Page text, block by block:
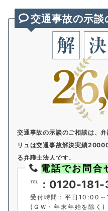
交通事故の示談
交通事故の示談のご相談は、
リュは交通事故解決実績
る弁護士法人です。
電話でお問合
℡：0120-
受付時間：平日10:00
(ＧＷ・年末年始を除く)